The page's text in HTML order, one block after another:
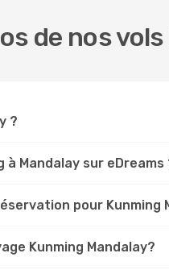
de nos
?
Mandalay sur eDreams
pour Kunming
Kunming Mandalay?